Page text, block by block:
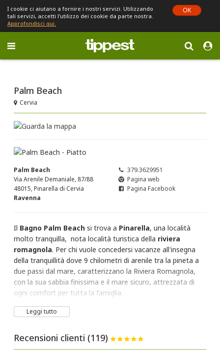
I cookie ci aiutano a fornire i nostri servizi. Utilizzando
tali servizi, accetti l'utilizzo dei cookie da parte nostra.
Approfondisci qui.
OK
Toggle
navigation
Palm Beach
Cervia
Palm Beach
Via Arenile Demaniale, 87/88
48015, Pinarella di Cervia
Ravenna
379.3629951
Pagina web
Pagina Facebook
Il Bagno Palm Beach si trova a Pinarella, una località
molto tranquilla, nota località turistica della riviera
romagnola. Per chi vuole concedersi vacanze all'insegna
della tranquillità dove 9 chilometri di arenile tra la pineta a
due passi dal mare, caratterizzano la Riviera Romagnola,
con la sua sabbia finissima e il mare sicuro, attrezzata di
ogni comfort per tutta la famiglia.
Leggi tutto
Recensioni clienti (119)